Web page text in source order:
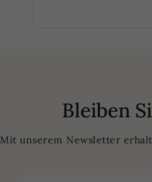
Bleiben
Mit unserem Newsletter